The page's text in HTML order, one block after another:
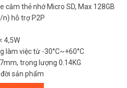
cắm thẻ nhớ Micro SD, Max 128GB
n) hỗ trợ P2P
4,5W
làm việc từ -30°C~+60°C
trọng lượng 0.14KG
sản phẩm